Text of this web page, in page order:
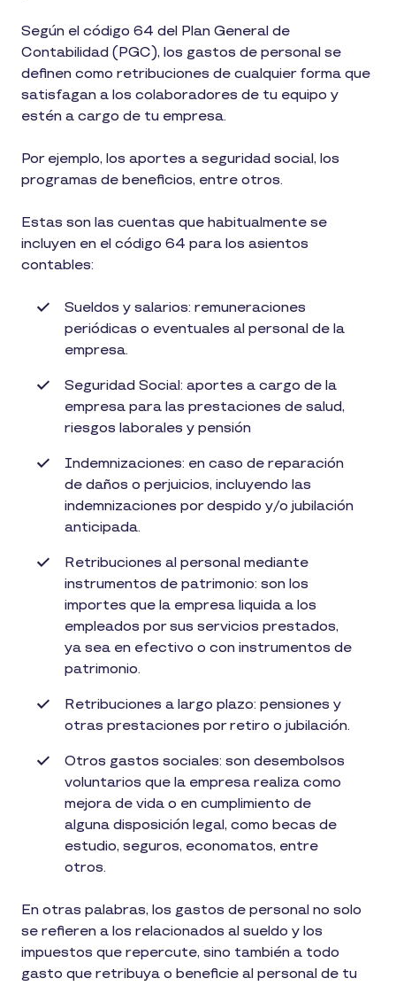
Según el código 64 del Plan General de
Contabilidad (PGC), los gastos de personal se
definen como retribuciones de cualquier forma que
satisfagan a los colaboradores de tu equipo y
estén a cargo de tu empresa.
Por ejemplo, los aportes a seguridad social, los
programas de beneficios, entre otros.
Estas son las cuentas que habitualmente se
incluyen en el código 64 para los asientos
contables:
Sueldos y salarios: remuneraciones
periódicas o eventuales al personal de la
empresa.
Seguridad Social: aportes a cargo de la
empresa para las prestaciones de salud,
riesgos laborales y pensión
Indemnizaciones: en caso de reparación
de daños o perjuicios, incluyendo las
indemnizaciones por despido y/o jubilación
anticipada.
Retribuciones al personal mediante
instrumentos de patrimonio: son los
importes que la empresa liquida a los
empleados por sus servicios prestados,
ya sea en efectivo o con instrumentos de
patrimonio.
Retribuciones a largo plazo: pensiones y
otras prestaciones por retiro o jubilación.
Otros gastos sociales: son desembolsos
voluntarios que la empresa realiza como
mejora de vida o en cumplimiento de
alguna disposición legal, como becas de
estudio, seguros, economatos, entre
otros.
En otras palabras, los gastos de personal no solo
se refieren a los relacionados al sueldo y los
impuestos que repercute, sino también a todo
gasto que retribuya o beneficie al personal de tu